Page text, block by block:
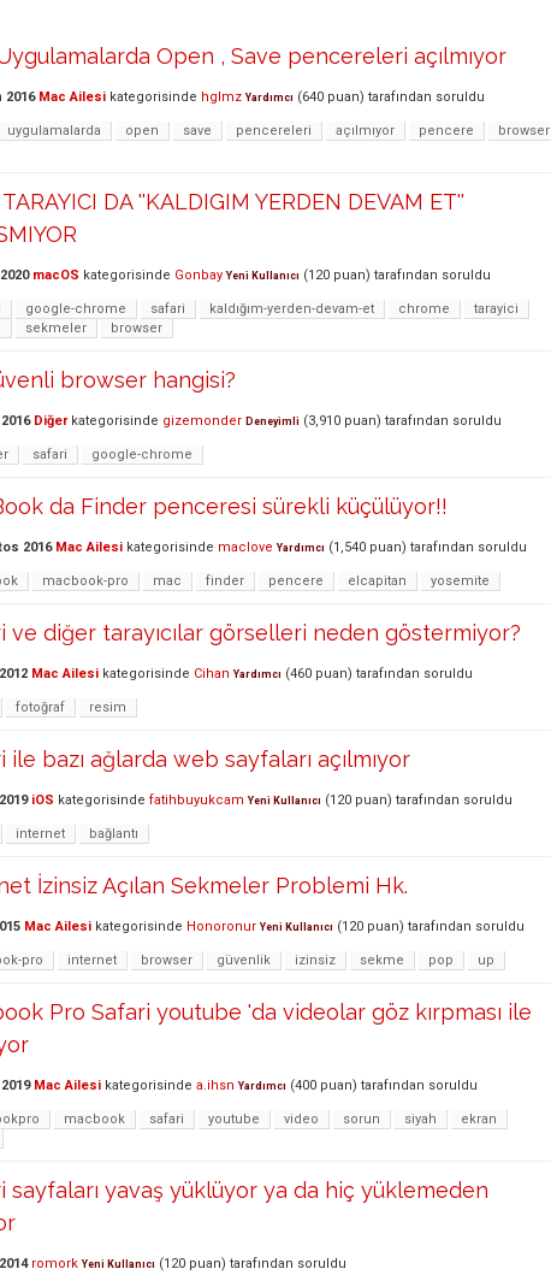
Open , Save pencereleri açılmıyor
2016 Mac Ailesi kategorisinde hglmz Yardımcı (640 puan) tarafından soruldu
uygulamalarda open save pencereleri açılmıyor pencere
browser
DA ''KALDIGIM YERDEN DEVAM ET''
macOS kategorisinde Gonbay Yeni Kullanıcı (120 puan) tarafından soruldu
google-chrome safari kaldığım-yerden-devam-et chrome
tarayici
sekmeler browser
browser hangisi?
Diğerkategorisinde gizemonder Deneyimli (3,910 puan) tarafından soruldu
safari google-chrome
da Finder penceresi sürekli küçülüyor!!
2016 Mac Ailesi kategorisinde maclove Yardımcı (1,540 puan) tarafından soruldu
macbook-pro mac finder pencere elcapitan yosemite
ve diğer tarayıcılar görselleri neden göstermiyor?
Mac Ailesi kategorisinde Cihan Yardımcı (460 puan) tarafından soruldu
fotoğraf resim
ile bazı ağlarda web sayfaları açılmıyor
iOS kategorisinde fatihbuyukcam Yeni Kullanıcı (120 puan) tarafından soruldu
internet bağlantı
İzinsiz Açılan Sekmeler Problemi Hk.
Mac Ailesi kategorisinde Honoronur Yeni Kullanıcı (120 puan) tarafından soruldu
pro internet browser güvenlik izinsiz sekme pop up
Pro Safari youtube 'da videolar göz kırpması ile
Mac Ailesi kategorisinde a.ihsn Yardımcı (400 puan) tarafından soruldu
macbook safari youtube video sorun siyah
ekran
sayfaları yavaş yüklüyor ya da hiç yüklemeden
romork Yeni Kullanıcı (120 puan) tarafından soruldu